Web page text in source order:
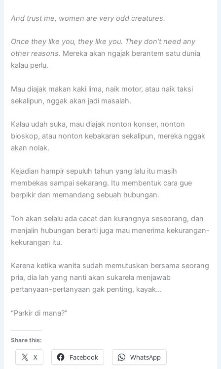
And trust me, women are very odd creatures.
Once they like you, they like you. They don’t need any
other reasons. Mereka akan ngajak berantem satu dunia
kalau perlu.
Mau diajak makan kaki lima, naik motor, atau naik taksi
sekalipun, nggak akan jadi masalah.
Kalau udah suka, mau diajak nonton konser, nonton
bioskop, atau nonton kebakaran sekalipun, mereka nggak
akan nolak.
Kejadian hampir sepuluh tahun yang lalu itu masih
membekas sampai sekarang. Itu membentuk cara gue
berpikir dan memandang sebuah hubungan.
Toh akan selalu ada cacat dan kurangnya seseorang, dan
menjalin hubungan berarti juga mau menerima kekurangan-
kekurangan itu.
Karena ketika wanita sudah memutuskan bersama seorang
pria, dia lah yang nanti akan sukarela menjawab
pertanyaan-pertanyaan gak penting, kayak…
“Parkir di mana?”
Share this:
X Facebook WhatsApp